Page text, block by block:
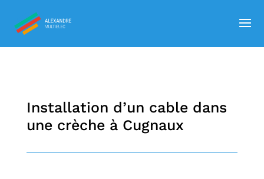
Installation d’un cable dans
une crèche à Cugnaux